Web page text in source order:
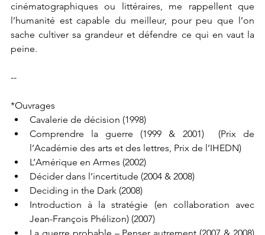
cinématographiques ou littéraires, me rappellent que
l’humanité est capable du meilleur, pour peu que l’on
sache cultiver sa grandeur et défendre ce qui en vaut la
peine.
--
*Ouvrages
Cavalerie de décision (1998)
Comprendre la guerre (1999 & 2001)  (Prix de
l’Académie des arts et des lettres, Prix de l’IHEDN)
L’Amérique en Armes (2002)
Décider dans l’incertitude (2004 & 2008)
Deciding in the Dark (2008)
Introduction à la stratégie (en collaboration avec
Jean-François Phélizon) (2007)